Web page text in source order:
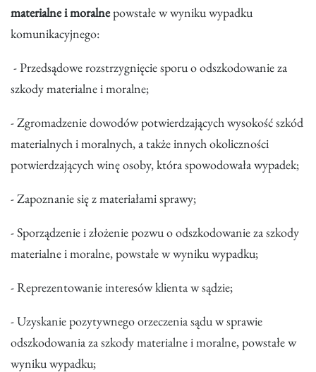
materialne i moralnepowstałe w wyniku wypadku
komunikacyjnego:
- Przedsądowe rozstrzygnięcie sporu o odszkodowanie za
szkody materialne i moralne;
- Zgromadzenie dowodów potwierdzających wysokość szkód
materialnych i moralnych, a także innych okoliczności
potwierdzających winę osoby, która spowodowała wypadek;
- Zapoznanie się z materiałami sprawy;
- Sporządzenie i złożenie pozwu o odszkodowanie za szkody
materialne i moralne, powstałe w wyniku wypadku;
- Reprezentowanie interesów klienta w sądzie;
- Uzyskanie pozytywnego orzeczenia sądu w sprawie
odszkodowania za szkody materialne i moralne, powstałe w
wyniku wypadku;